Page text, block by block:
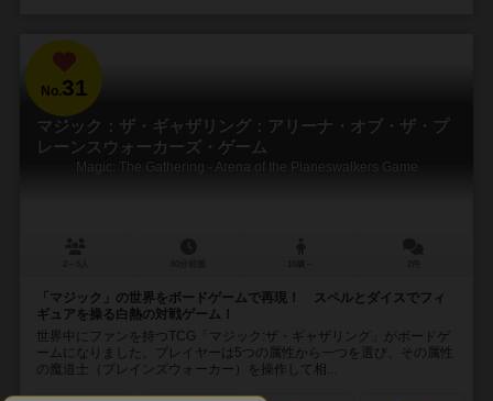
No.31
マジック：ザ・ギャザリング：アリーナ・オブ・ザ・プ
レーンスウォーカーズ・ゲーム
Magic: The Gathering - Arena of the Planeswalkers Game
「マジック」の世界をボードゲームで再現！ スペルとダイスでフィ
ギュアを操る白熱の対戦ゲーム！
世界中にファンを持つTCG「マジック:ザ・ギャザリング」がボードゲ
ームになりました。プレイヤーは5つの属性から一つを選び、その属性
の魔道士（プレインズウォーカー）を操作して相...